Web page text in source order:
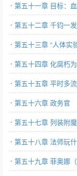
第五十一章 目标：
第五十二章 千钧一
第五十三章 “人体实
第五十四章 化腐朽
第五十五章 平时多
第五十六章 政务官
第五十七章 列装附
第五十八章 法师玩什
第五十九章 菲奥娜（